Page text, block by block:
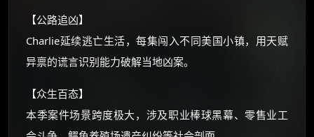
【公路追凶】
Charlie延续逃亡生活，每集闯入不同美国小镇，用天赋
异禀的谎言识别能力破解当地凶案。
【众生百态】
本季案件场景跨度极大，涉及职业棒球黑幕、零售业工